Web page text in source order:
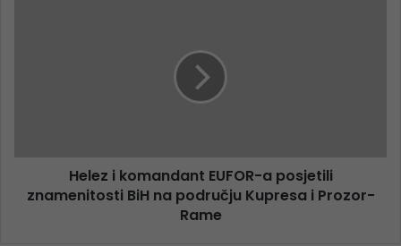
Helez i komandant EUFOR-a posjetili
znamenitosti BiH na području Kupresa i Prozor-
Rame